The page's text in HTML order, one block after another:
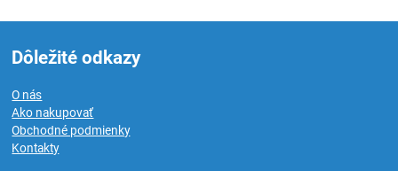
Dôležité odkazy
O nás
Ako nakupovať
Obchodné podmienky
Kontakty